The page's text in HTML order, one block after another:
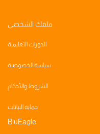
ملفك الشخصي
الدورات التعليمية
سياسة الخصوصية
الشروط والأحكام
حماية البيانات
BluEagle